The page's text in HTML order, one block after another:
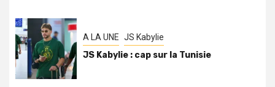
A LA UNE JS Kabylie
JS Kabylie : cap sur la Tunisie